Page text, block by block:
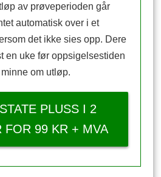
av prøveperioden går
automatisk over i et
det ikke sies opp. Dere
en uke før oppsigelsestiden
om utløp.
PLUSS I 2
FOR 99 KR + MVA